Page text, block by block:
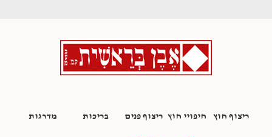
ריצוף חוץ חיפויי חוץ ריצוף פנים בריכות מדרגות